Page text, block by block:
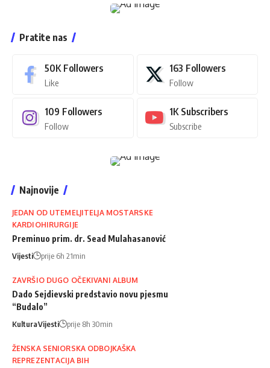
Pratite nas
50K Followers
Like
163 Followers
Follow
109 Followers
Follow
1K Subscribers
Subscribe
Najnovije
JEDAN OD UTEMELJITELJA MOSTARSKE
KARDIOHIRURGIJE
Preminuo prim. dr. Sead Mulahasanović
Vijesti prije 6h 21min
ZAVRŠIO DUGO OČEKIVANI ALBUM
Dado Sejdievski predstavio novu pjesmu
“Budalo”
KulturaVijesti prije 8h 30min
ŽENSKA SENIORSKA ODBOJKAŠKA
REPREZENTACIJA BIH